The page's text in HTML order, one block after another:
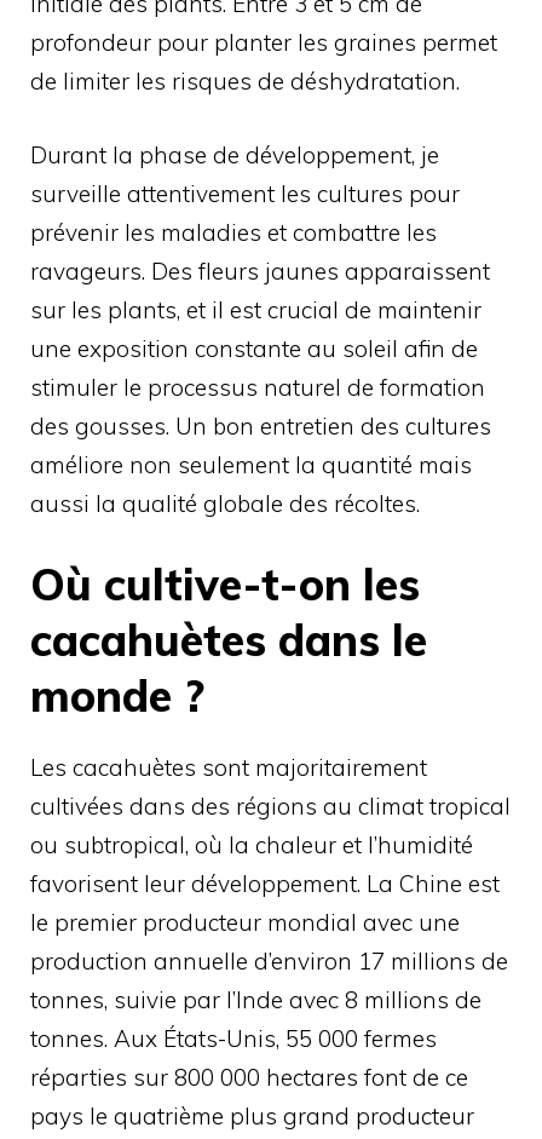
profondeur pour planter les graines permet
de limiter les risques de déshydratation.
Durant la phase de développement, je
surveille attentivement les cultures pour
prévenir les maladies et combattre les
ravageurs. Des fleurs jaunes apparaissent
sur les plants, et il est crucial de maintenir
une exposition constante au soleil afin de
stimuler le processus naturel de formation
des gousses. Un bon entretien des cultures
améliore non seulement la quantité mais
aussi la qualité globale des récoltes.
Où cultive-t-on les
cacahuètes dans le
monde ?
Les cacahuètes sont majoritairement
cultivées dans des régions au climat tropical
ou subtropical, où la chaleur et l’humidité
favorisent leur développement. La Chine est
le premier producteur mondial avec une
production annuelle d’environ 17 millions de
tonnes, suivie par l’Inde avec 8 millions de
tonnes. Aux États-Unis, 55 000 fermes
réparties sur 800 000 hectares font de ce
pays le quatrième plus grand producteur